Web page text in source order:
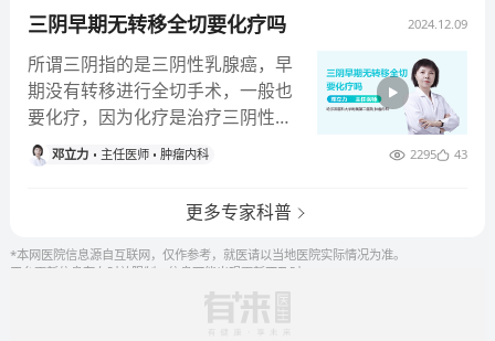
在很长时间，对非吸烟者构成威
胁。三手烟的危害不容小觑。研究
显示，长期暴露在三手烟环境中的
人，患肺癌的风险会增加。尤其是
儿童和婴幼儿，他们的免疫系统尚
未完全发育，更容易受到这些有害
物质的影响。而且，三手烟的残留
物还能通过皮肤接触和呼吸道吸入
进入人体，增加患病风险。因此，
为了您和家人的健康，请务必重视
是为了自己的健康，更是对家人的
异常的溃疡性或者是肿块样病变，
并且对于异常的病灶，还建议做病
理学免疫组化的检查，来判断患者
具体的疾病类型。此外，糖类抗原
72-4指标增高，一般还建议做盆腔
加强CT的检查，必要时需要做宫
有子宫内膜癌、宫颈癌或卵巢癌等
查之外，部分患者还需要做颅脑核
磁共振或全身骨扫描的检查，来判
断癌症病变是否已经发生了体内的
三阴早期无转移全切要化疗吗 2024.12.09
所谓三阴指的是三阴性乳腺癌，早
期没有转移进行全切手术，一般也
要化疗，因为化疗是治疗三阴性乳
腺癌的一个重要的手段。在乳腺癌
的病理报告单上，通过免疫组织化
素受体阴性，Her-2基因也是阴性
的情况，所以叫三阴性的乳腺癌。
在三阴性乳腺癌确诊之后，也会对
它进行分析，按照病灶大小，淋巴
结转移和远处转移情况，可以将乳
邓立力 主任医师 肿瘤内科 2295 43
更多专家科普
*本网医院信息源自互联网，仅作参考，就医请以当地医院实际情况为准。
平台更新信息存在时效限制，信息可能出现更新不及时。